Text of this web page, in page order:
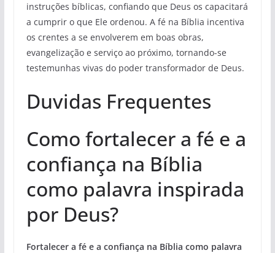
instruções bíblicas, confiando que Deus os capacitará
a cumprir o que Ele ordenou. A fé na Bíblia incentiva
os crentes a se envolverem em boas obras,
evangelização e serviço ao próximo, tornando-se
testemunhas vivas do poder transformador de Deus.
Duvidas Frequentes
Como fortalecer a fé e a
confiança na Bíblia
como palavra inspirada
por Deus?
Fortalecer a fé e a confiança na Bíblia como palavra